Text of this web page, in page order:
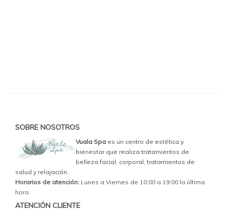
SOBRE NOSOTROS
Vuala Spa es un centro de estética y
bienestar que realiza tratamientos de
belleza facial, corporal, tratamientos de
salud y relajación.
Horarios de atención: Lunes a Viernes de 10:00 a 19:00 la última
hora.
ATENCIÓN CLIENTE